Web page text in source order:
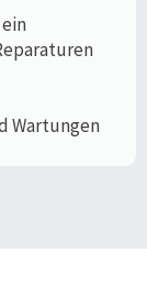
Wartungen